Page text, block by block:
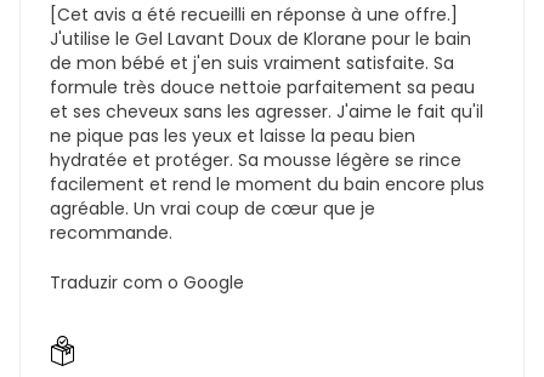
[Cet avis a été recueilli en réponse à une offre.]
J'utilise le Gel Lavant Doux de Klorane pour le bain
de mon bébé et j'en suis vraiment satisfaite. Sa
formule très douce nettoie parfaitement sa peau
et ses cheveux sans les agresser. J'aime le fait qu'il
ne pique pas les yeux et laisse la peau bien
hydratée et protéger. Sa mousse légère se rince
facilement et rend le moment du bain encore plus
agréable. Un vrai coup de cœur que je
recommande.
Traduzir com o Google